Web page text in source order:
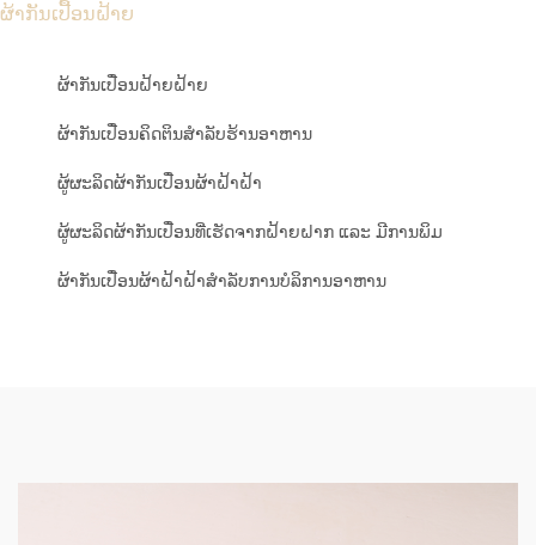
ຜ້າກັນເປື້ອນຝ້າຍ
ຜ້າກັນເປື່ອນຝ້າຍຝ້າຍ
ຜ້າກັນເປື່ອນຄິດຕິນສຳລັບຮ້ານອາຫານ
ຜູ້ຜະລິດຜ້າກັນເປື່ອນຜ້າຝ້າຝ້າ
ຜູ້ຜະລິດຜ້າກັນເປື່ອນທີ່ເຮັດຈາກຝ້າຍຝາກ ແລະ ມີການພິມ
ຜ້າກັນເປື່ອນຜ້າຝ້າຝ້າສຳລັບການບໍລິການອາຫານ